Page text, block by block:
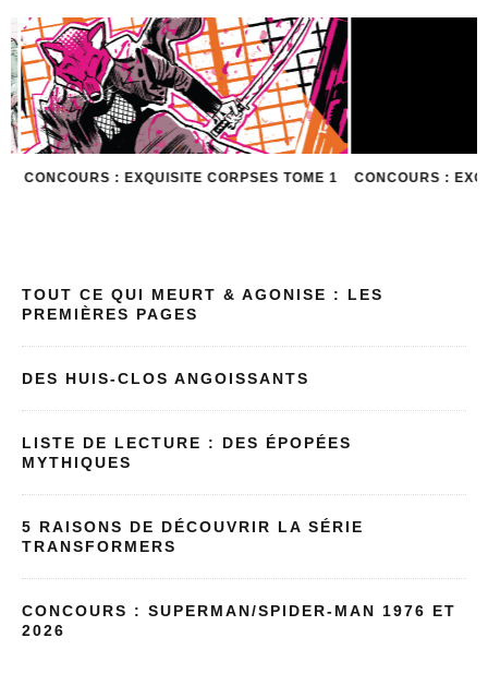
CONCOURS : EXQUISITE CORPSES TOME 1 CONCOURS :
TOUT CE QUI MEURT & AGONISE : LES
PREMIÈRES PAGES
DES HUIS-CLOS ANGOISSANTS
LISTE DE LECTURE : DES ÉPOPÉES
MYTHIQUES
5 RAISONS DE DÉCOUVRIR LA SÉRIE
TRANSFORMERS
CONCOURS : SUPERMAN/SPIDER-MAN 1976 ET
2026